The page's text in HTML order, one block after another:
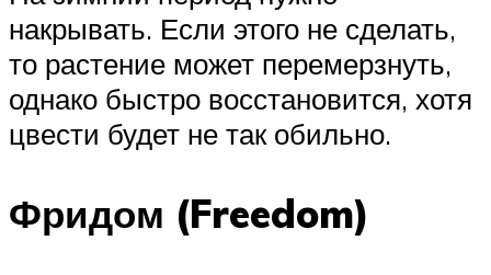
накрывать. Если этого не сделать,
то растение может перемерзнуть,
однако быстро восстановится, хотя
цвести будет не так обильно.
Фридом (Freedom)